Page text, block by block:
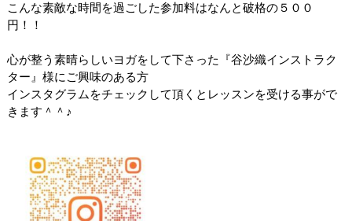
こんな素敵な時間を過ごした参加料はなんと破格の５００
円！！
心が整う素晴らしいヨガをして下さった『谷沙織インストラク
ター』様にご興味のある方
インスタグラムをチェックして頂くとレッスンを受ける事がで
きます＾＾♪